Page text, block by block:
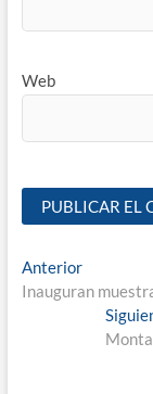
Web
Anterior
Inauguran